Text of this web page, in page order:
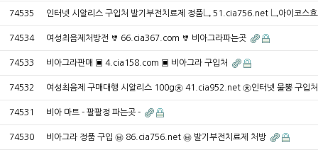
74535 인터넷 시알리스 구입처 발기부전치료제 정품↳ 51.cia756.net ↳아이코스
74534 여성최음제처방전 ㅹ 66.cia367.com ㅹ 비아그라파는곳
74533 비아그라판매 ▣ 4.cia158.com ▣ 비아그라 구입처
74532 여성최음제 구매대행 시알리스 100g㉩ 41.cia952.net ㉩인터넷 물뽕 구입
74531 비아 마트 - 팔팔정 파는곳 -
74530 비아그라 정품 구입 ㉥ 86.cia756.net ㉥ 발기부전치료제 처방